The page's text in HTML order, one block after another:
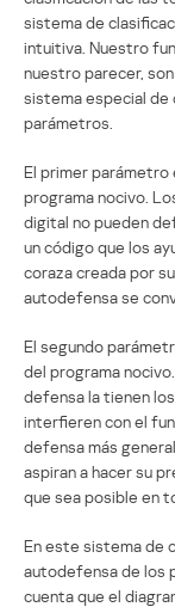
sistema de
intuitiva. Nuestro
nuestro parecer,
sistema especial de
parámetros.
El primer
programa nocivo.
digital no pueden
un código que los
coraza creada por
autodefensa se
El segundo
del programa
defensa la tienen
interfieren con el
defensa más
aspiran a hacer su
que sea posible en
En este sistema de
autodefensa de los
cuenta que el